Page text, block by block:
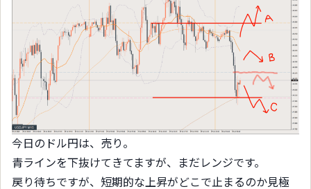
今日のドル円は、売り。
青ラインを下抜けてきてますが、まだレンジです。
戻り待ちですが、短期的な上昇がどこで止まるのか見極